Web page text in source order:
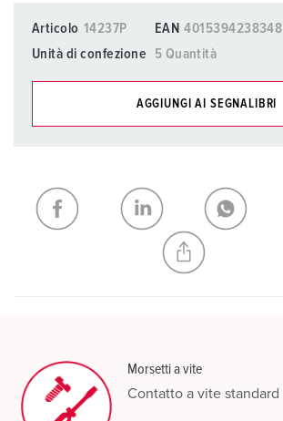
Articolo 14237P EAN 4015394238348
Unità di confezione
5 Quantità
AGGIUNGI AI SEGNALIBRI
CREA NUOVA LISTA
Morsetti a vite
Contatto a vite standard